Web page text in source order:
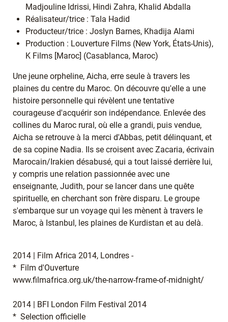
Madjouline Idrissi, Hindi Zahra, Khalid Abdalla
Réalisateur/trice : Tala Hadid
Producteur/trice : Joslyn Barnes, Khadija Alami
Production : Louverture Films (New York, États-Unis),
K Films [Maroc] (Casablanca, Maroc)
Une jeune orpheline, Aicha, erre seule à travers les
plaines du centre du Maroc. On découvre qu'elle a une
histoire personnelle qui révèlent une tentative
courageuse d'acquérir son indépendance. Enlevée des
collines du Maroc rural, où elle a grandi, puis vendue,
Aicha se retrouve à la merci d'Abbas, petit délinquant, et
de sa copine Nadia. Ils se croisent avec Zacaria, écrivain
Marocain/Irakien désabusé, qui a tout laissé derrière lui,
y compris une relation passionnée avec une
enseignante, Judith, pour se lancer dans une quête
spirituelle, en cherchant son frère disparu. Le groupe
s'embarque sur un voyage qui les mènent à travers le
Maroc, à Istanbul, les plaines de Kurdistan et au delà.
2014 | Film Africa 2014, Londres -
* Film d'Ouverture
www.filmafrica.org.uk/the-narrow-frame-of-midnight/
2014 | BFI London Film Festival 2014
* Selection officielle